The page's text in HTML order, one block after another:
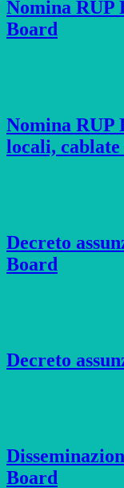
Nomina RUP
Board
Nomina RUP
locali, cablate
Decreto
Board
Decreto
Board